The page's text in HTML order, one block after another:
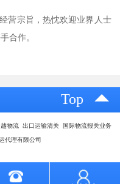
营宗旨，热忱欢迎业界人士
合作。
Top
物流 出口运输清关 国际物流报关业务
代理有限公司